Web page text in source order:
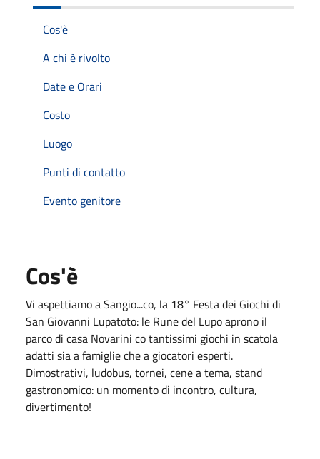
Cos'è
A chi è rivolto
Date e Orari
Costo
Luogo
Punti di contatto
Evento genitore
Cos'è
Vi aspettiamo a Sangio...co, la 18° Festa dei Giochi di
San Giovanni Lupatoto: le Rune del Lupo aprono il
parco di casa Novarini co tantissimi giochi in scatola
adatti sia a famiglie che a giocatori esperti.
Dimostrativi, ludobus, tornei, cene a tema, stand
gastronomico: un momento di incontro, cultura,
divertimento!